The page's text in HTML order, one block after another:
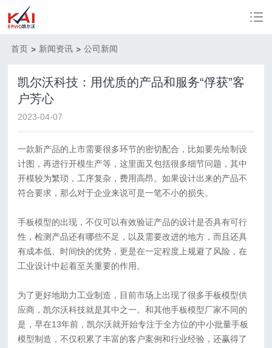
首页 > 新闻资讯 > 公司新闻
凯尔沃科技：用优质的产品和服务“俘获”客
户芳心
2023-04-07
一款新产品的上市需要很多环节的密切配合，比如要先绘制设
计图，再进行开模生产等，这里面又包括很多细节问题，其中
开模较为繁琐，工序复杂，费用高昂。如果设计出来的产品不
符合要求，那么对于企业来说可是一笔不小的损失。
手板模型的出现，不仅可以有效验证产品的设计是否具有可行
性，检测产品还有哪些不足，以及需要改进的地方，而且还具
有成本低、时间快的优势，更是在一定程度上规避了风险，在
工业设计中起着至关重要的作用。
为了更好地助力工业制造，目前市场上出现了很多手板模型供
应商，凯尔沃科技就是其中之一。和其他手板模型厂家不同的
是，早在13年前，凯尔沃就开始专注于全方位的中小批量手板
模型制造，不仅积累了丰富的客户案例和行业经验，还赢得了